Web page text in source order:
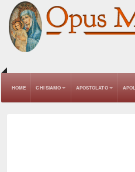
HOME CHI SIAMO APOSTOLATO